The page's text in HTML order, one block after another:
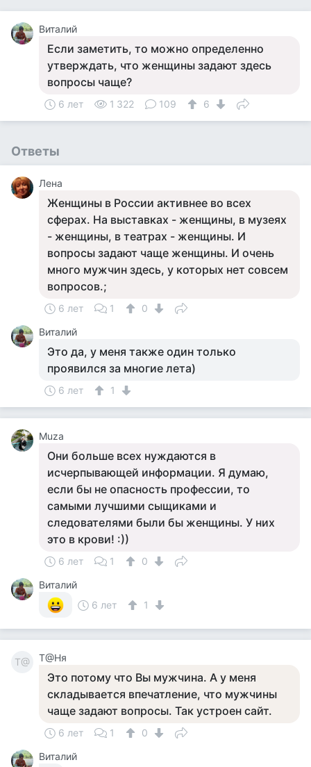
Виталий
Если заметить, то можно определенно
утверждать, что женщины задают здесь
вопросы чаще?
6 лет 1 322 109 6
Ответы
Лена
Женщины в России активнее во всех
сферах. На выставках - женщины, в музеях
- женщины, в театрах - женщины. И
вопросы задают чаще женщины. И очень
много мужчин здесь, у которых нет совсем
вопросов.;
6 лет 1
0
Виталий
Это да, у меня также один только
проявился за многие лета)
6 лет 1
Muza
Они больше всех нуждаются в
исчерпывающей информации. Я думаю,
если бы не опасность профессии, то
самыми лучшими сыщиками и
следователями были бы женщины. У них
это в крови! :))
6 лет 1
0
Виталий
6 лет
1
Т@ Т@Ня
Это потому что Вы мужчина. А у меня
складывается впечатление, что мужчины
чаще задают вопросы. Так устроен сайт.
6 лет 1
0
Виталий